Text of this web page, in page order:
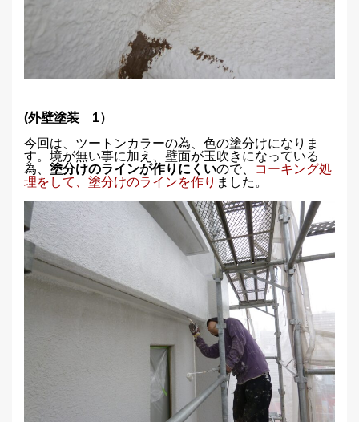
(外壁塗装 1）
今回は、ツートンカラーの為、色の塗分けになりま
す。境が無い事に加え、壁面が玉吹きになっている
為、 塗分けのラインが作りにくいので、
コーキング処
理をして、塗分けのラインを作り ました。